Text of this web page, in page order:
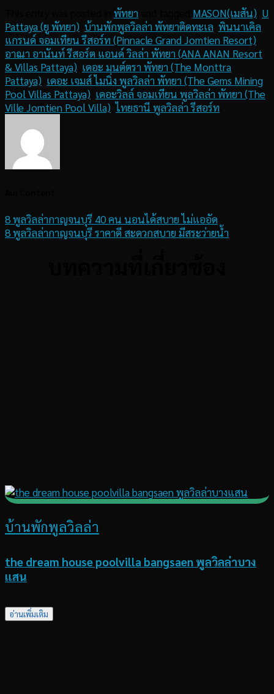
พัทยา MASON(เมสัน) U
Pattaya (ยู พัทยา) บ้านพักพูลวิลล่า พัทยาติดทะเล พินนาเคิล
แกรนด์ จอมเทียน รีสอร์ท (Pinnacle Grand Jomtien Resort)
อาณา อานันท์ รีสอร์ต แอนด์ วิลล่า พัทยา (ANA ANAN Resort
& Villas Pattaya) เดอะ มนต์ตรา พัทยา (The Monttra
Pattaya) เดอะ เจมส์ ไมนิ่ง พูลวิลล่า พัทยา (The Gems Mining
Pool Villas Pattaya) เดอะวิลล์ จอมเทียน พูลวิลล่า พัทยา (The
Ville Jomtien Pool Villa) ,ไทยธานี พูลวิลล่า รีสอร์ท
8 พูลวิลล่ากาญจนบุรี 40 คน นอนได้สบาย ไม่แออัด
8 พูลวิลล่ากาญจนบุรี ราคาดี สะดวกสบาย มีสระว่ายน้ำ
บ้านพักพูลวิลล่า
the dream house poolvilla bangsaen พูลวิลล่าบาง
แสน
อ่านเพิ่มเติม